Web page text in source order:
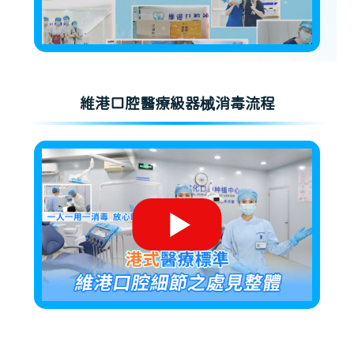
維港口腔醫療級器械消毒流程